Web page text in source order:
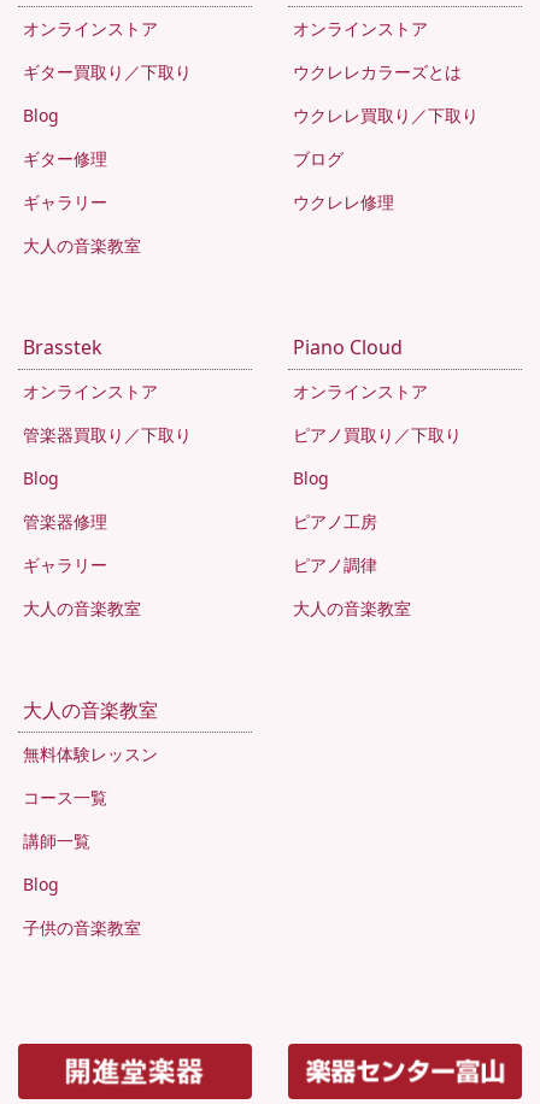
オンラインストア
ギター買取り／下取り
Blog
ギター修理
ギャラリー
大人の音楽教室
オンラインストア
ウクレレカラーズとは
ウクレレ買取り／下取り
ブログ
ウクレレ修理
Brasstek
オンラインストア
管楽器買取り／下取り
Blog
管楽器修理
ギャラリー
大人の音楽教室
Piano Cloud
オンラインストア
ピアノ買取り／下取り
Blog
ピアノ工房
ピアノ調律
大人の音楽教室
大人の音楽教室
無料体験レッスン
コース一覧
講師一覧
Blog
子供の音楽教室